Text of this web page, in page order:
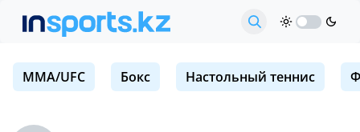
MMA/UFC Бокс Настольный теннис